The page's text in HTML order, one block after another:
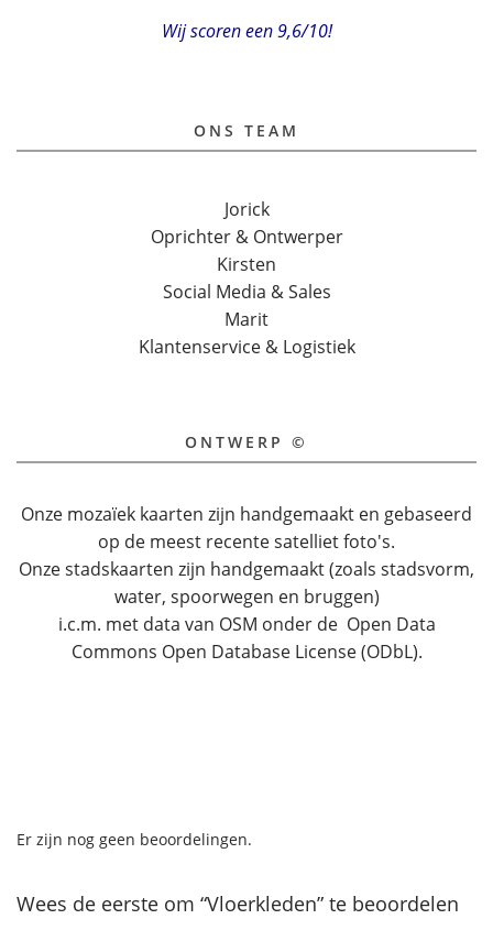
Wij scoren een 9,6/10!
ONS TEAM
Jorick
Oprichter & Ontwerper
Kirsten
Social Media & Sales
Marit
Klantenservice & Logistiek
ONTWERP ©
Onze mozaïek kaarten zijn handgemaakt en gebaseerd
op de meest recente satelliet foto's.
Onze stadskaarten zijn handgemaakt (zoals stadsvorm,
water, spoorwegen en bruggen)
i.c.m. met data van OSM onder de Open Data
Commons Open Database License (ODbL).
Er zijn nog geen beoordelingen.
Wees de eerste om “Vloerkleden” te beoordelen